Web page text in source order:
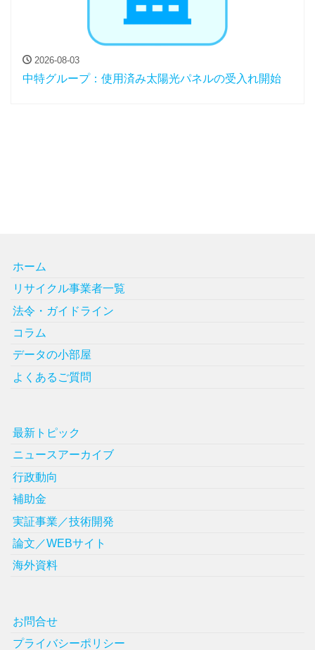
2026-08-03
中特グループ：使用済み太陽光パネルの受入れ開始
ホーム
リサイクル事業者一覧
法令・ガイドライン
コラム
データの小部屋
よくあるご質問
最新トピック
ニュースアーカイブ
行政動向
補助金
実証事業／技術開発
論文／WEBサイト
海外資料
お問合せ
プライバシーポリシー